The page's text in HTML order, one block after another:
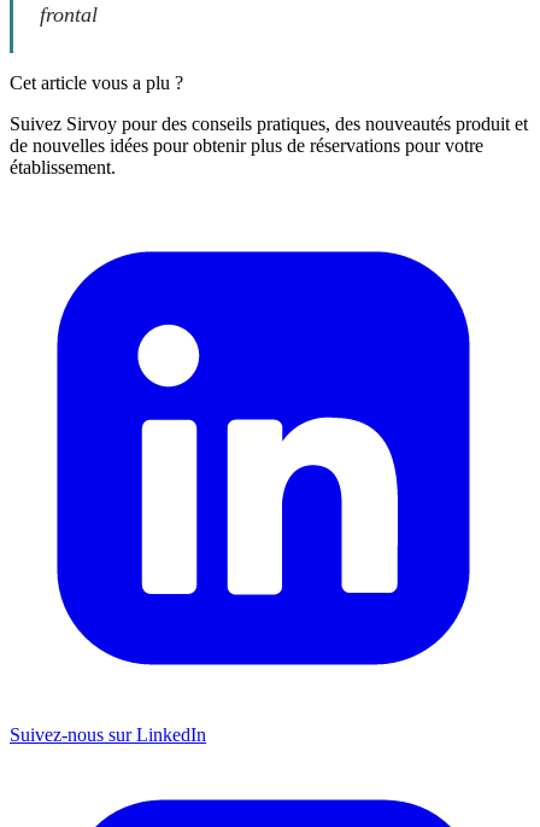
frontal
Cet article vous a plu ?
Suivez Sirvoy pour des conseils pratiques, des nouveautés produit et
de nouvelles idées pour obtenir plus de réservations pour votre
établissement.
Suivez-nous sur LinkedIn